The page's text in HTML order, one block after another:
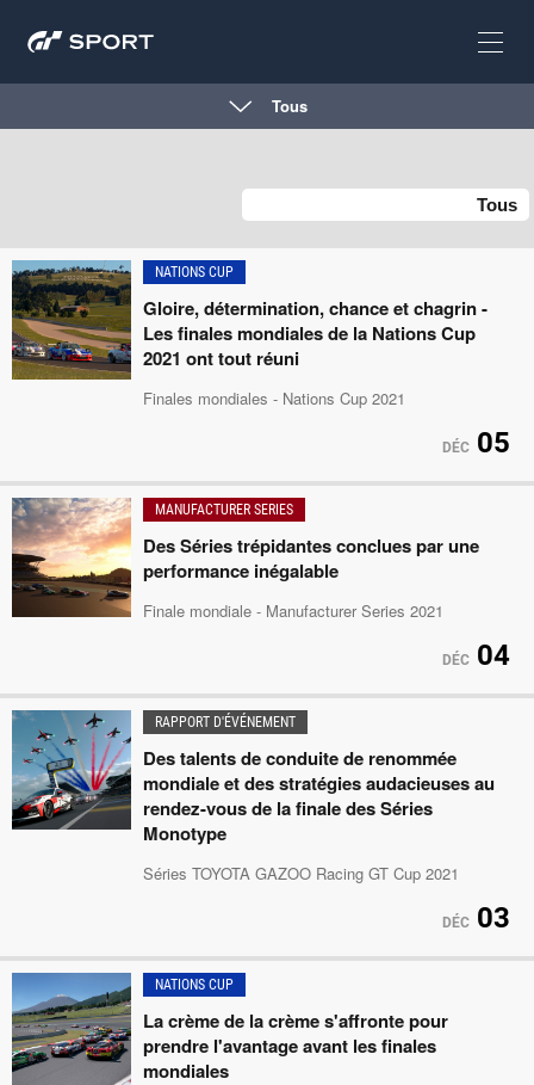
Tous
NATIONS CUP
Gloire, détermination, chance et chagrin -
Les finales mondiales de la Nations Cup
2021 ont tout réuni
Finales mondiales - Nations Cup 2021
DÉC 05
MANUFACTURER SERIES
Des Séries trépidantes conclues par une
performance inégalable
Finale mondiale - Manufacturer Series 2021
DÉC 04
RAPPORT D'ÉVÉNEMENT
Des talents de conduite de renommée
mondiale et des stratégies audacieuses au
rendez-vous de la finale des Séries
Monotype
Séries TOYOTA GAZOO Racing GT Cup 2021
DÉC 03
NATIONS CUP
La crème de la crème s'affronte pour
prendre l'avantage avant les finales
mondiales